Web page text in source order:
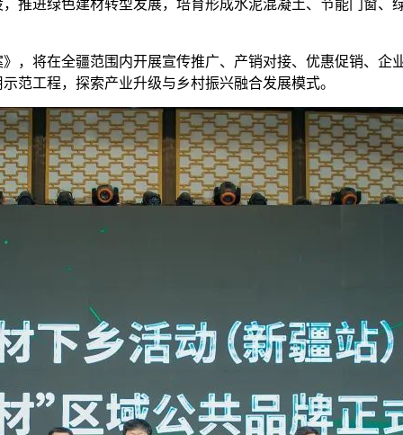
进绿色建材转型发展，培育形成水泥混凝土、节能门窗、
将在全疆范围内开展宣传推广、产销对接、优惠促销、企
范工程，探索产业升级与乡村振兴融合发展模式。